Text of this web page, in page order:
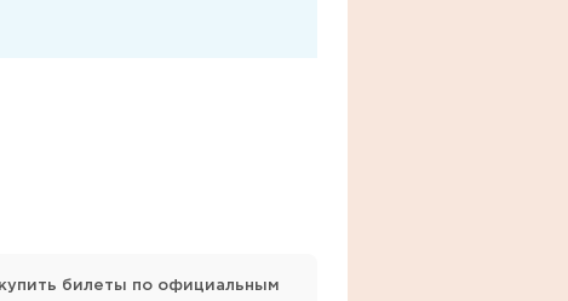
билеты по официальным